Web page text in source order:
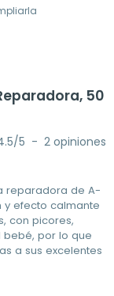
50
/5 - 2 opiniones
reparadora de A-
y efecto calmante
con picores,
por lo que
a sus excelentes